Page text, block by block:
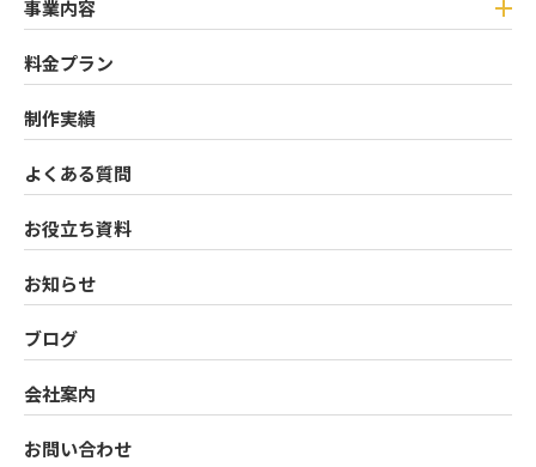
事業内容
料金プラン
制作実績
よくある質問
お役立ち資料
お知らせ
ブログ
会社案内
お問い合わせ